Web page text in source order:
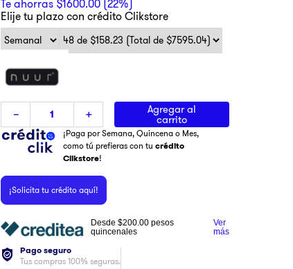
Te ahorras $1600.00 (22%)
Elije tu plazo con crédito Clikstore
＋
－ Agregar al
carrito
¡Paga por Semana, Quincena o Mes,
como tú prefieras con tucrédito
Clikstore!
¡Solicita tu crédito aquí!
Desde$200.00 pesos
quincenales
Ver
más
Pago seguro
Tus compras 100% seguras.